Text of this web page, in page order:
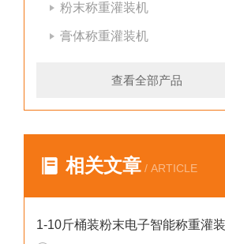
粉末称重灌装机
膏体称重灌装机
查看全部产品
相关文章 / ARTICLE